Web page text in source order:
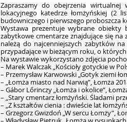
Zapraszamy do obejrzenia wirtualnej
lokacyjnego katedrze łomżyńskiej (2
budowniczego i pierwszego proboszcza
Wystawa prezentuje wybrane obiekty
zabytkowe cmentarze znajdujące się
należą do najcenniejszych zabytków
przypadające w bieżącym roku, o
Na wystawie wykorzystano zdjęcia
– Marek Walczak „Kościoły gotyckie w
– Przemysław Karwowski „Gotyk ziemi
– „Łomża miasto nad Narwią”, Łomża
– Gábor Lőrinczy „Łomża i okolice”,
– „Stary cmentarz łomżyński. Śladami
– „Z kształtów cienia : dwieście lat
– Grzegorz Gwizdoń „W sercu Łomży”,